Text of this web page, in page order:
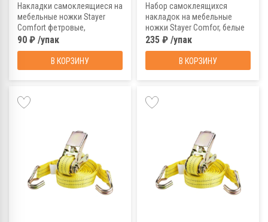
Накладки самоклеящиеся на
мебельные ножки Stayer
Comfort фетровые,
коричневые, D 25 мм (8 шт)
90 ₽ /упак
В КОРЗИНУ
Набор самоклеящихся
накладок на мебельные
ножки Stayer Comfor, белые
(125 шт)
235 ₽ /упак
В КОРЗИНУ